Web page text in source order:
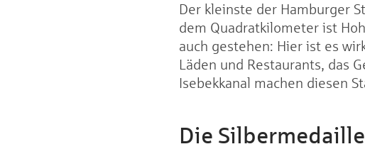
Der kleinste der Hamburger
dem Quadratkilometer ist
auch gestehen: Hier ist es
Läden und Restaurants, das
Isebekkanal machen diesen
Die